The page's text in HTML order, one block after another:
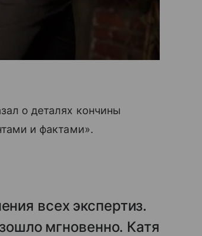
о деталях кончины
и фактами».
всех экспертиз.
мгновенно. Катя